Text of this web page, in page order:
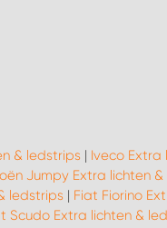
& ledstrips | Iveco Extra
Jumpy Extra lichten
ledstrips | Fiat Fiorino
Scudo Extra lichten &